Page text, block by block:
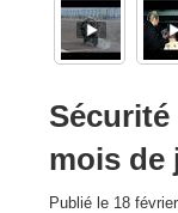
mois de
Publié le 18